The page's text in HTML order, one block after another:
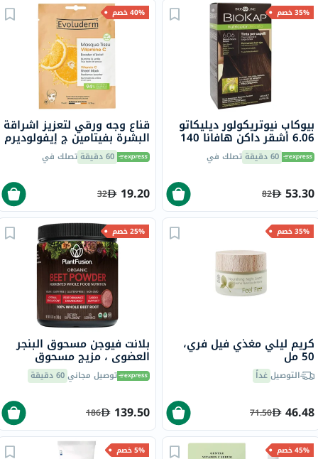
35% خصم
بيوكاب نيوتريكولور ديليكاتو
6.06 أشقر داكن هافانا 140
مل 60 دقيقة تصلك في
53.30
82
40% خصم
قناع وجه ورقي لتعزيز اشراقة
البشرة بفيتامين ج إيفولوديرم
60 دقيقة تصلك في
19.20
32
35% خصم
كريم ليلي مغذي فيل فري،
50 مل
التوصيلغداً
46.48
71.50
25% خصم
بلانت فيوجن مسحوق البنجر
العضوي ، مزيج مسحوق
الأطعمة الفائقة المخمرة،
180 غ توصيل مجاني60 دقيقة
139.50
186
45% خصم
5% خصم